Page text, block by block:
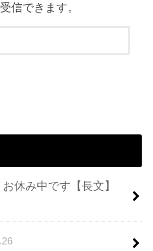
信できます。
休み中です【長文】